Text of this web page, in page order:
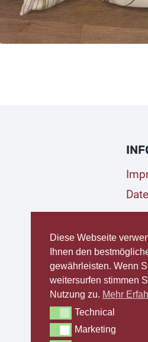
Diese Webseite
Ihnen den
gewährleisten. Wenn
weitersurfen stimmen
Nutzung zu. Mehr
TechnicalTechnical
MarketingMarketing